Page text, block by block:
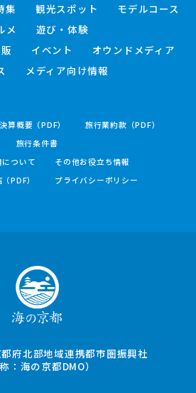
集 観光スポット
モデルコース
メ
遊び・体験
イベント
オウンドメディア
メディア向け情報
決算概要（PDF）
旅行業約款（PDF）
旅行条件書
ついて
その他お役立ち情報
PDF）
プライバシーポリシー
府北部地域連携都市圏振興社
称：海の京都DMO）